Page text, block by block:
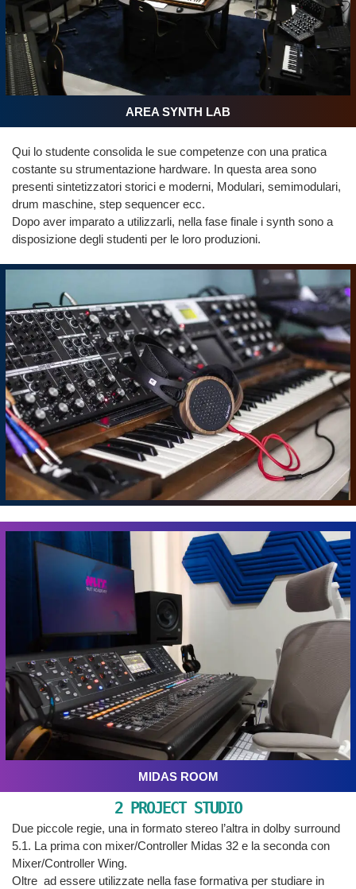
AREA SYNTH LAB
Qui lo studente consolida le sue competenze con una pratica
costante su strumentazione hardware. In questa area sono
presenti sintetizzatori storici e moderni, Modulari, semimodulari,
drum maschine, step sequencer ecc.
Dopo aver imparato a utilizzarli, nella fase finale i synth sono a
disposizione degli studenti per le loro produzioni.
MIDAS ROOM
2 PROJECT STUDIO
Due piccole regie, una in formato stereo l’altra in dolby surround
5.1. La prima con mixer/Controller Midas 32 e la seconda con
Mixer/Controller Wing.
Oltre ad essere utilizzate nella fase formativa per studiare in